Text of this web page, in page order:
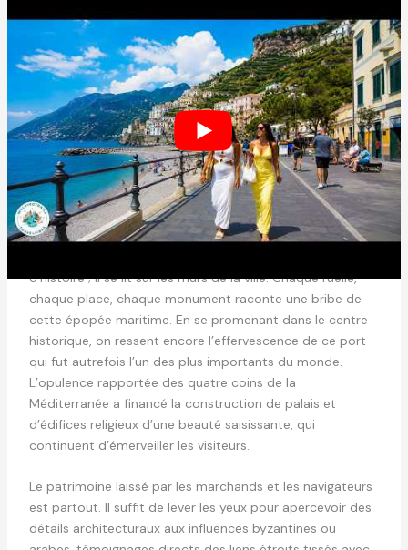
perfectionné et popularisé l’usage de la boussole en
Europe, une invention qui a littéralement changé la face
de la navigation.
Lire aussi : Découvrez pourquoi Turin est le
secret le mieux gardé de l'art baroque !
Sur les traces du glorieux passé d’Amalfi : un héritage
visible à chaque coin de rue
d’histoire ; il se lit sur les murs de la ville. Chaque ruelle,
chaque place, chaque monument raconte une bribe de
cette épopée maritime. En se promenant dans le centre
historique, on ressent encore l’effervescence de ce port
qui fut autrefois l’un des plus importants du monde.
L’opulence rapportée des quatre coins de la
Méditerranée a financé la construction de palais et
d’édifices religieux d’une beauté saisissante, qui
continuent d’émerveiller les visiteurs.
Le patrimoine laissé par les marchands et les navigateurs
est partout. Il suffit de lever les yeux pour apercevoir des
détails architecturaux aux influences byzantines ou